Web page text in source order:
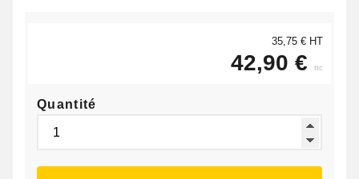
35,75 € HT
42,90 € ttc
Quantité